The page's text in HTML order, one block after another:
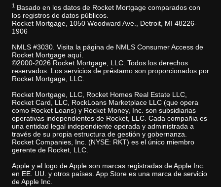
1
Basado en los datos de Rocket Mortgage comparados con
los registros de datos públicos.
Rocket Mortgage, 1050 Woodward Ave., Detroit, MI 48226-
1906
NMLS #3030. Visita la página de NMLS Consumer Access de
Rocket Mortgage aquí.
©2000-2026 Rocket Mortgage, LLC. Todos los derechos
reservados. Los servicios de préstamo son proporcionados por
Rocket Mortgage, LLC.
Rocket Mortgage, LLC, Rocket Homes Real Estate LLC,
Rocket Card, LLC, RockLoans Marketplace LLC (que opera
como Rocket Loans) y Rocket Money, Inc. son subsidiarias
operativas independientes de Rocket, LLC. Cada compañia es
una entidad legal independiente operada y administrada a
través de su propia estructura de gestión y gobernanza.
Rocket Companies, Inc. (NYSE: RKT) es el único miembro
gerente de Rocket, LLC.
Apple y el logo de Apple son marcas registradas de Apple Inc.
en EE. UU. y otros países. App Store es una marca de servicio
de Apple Inc.